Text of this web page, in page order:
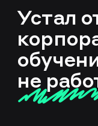
Устал
не